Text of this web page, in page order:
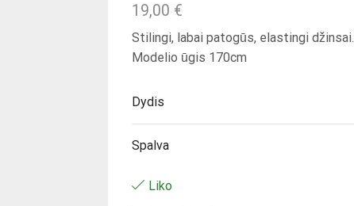
19,00 €
Stilingi, labai patogūs, elastingi džinsai.
Modelio ūgis 170cm
Dydis
Spalva
Liko